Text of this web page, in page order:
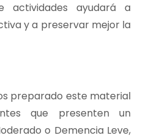
actividades ayudará a
y a preservar mejor la
preparado este material
que presenten un
o Demencia Leve,